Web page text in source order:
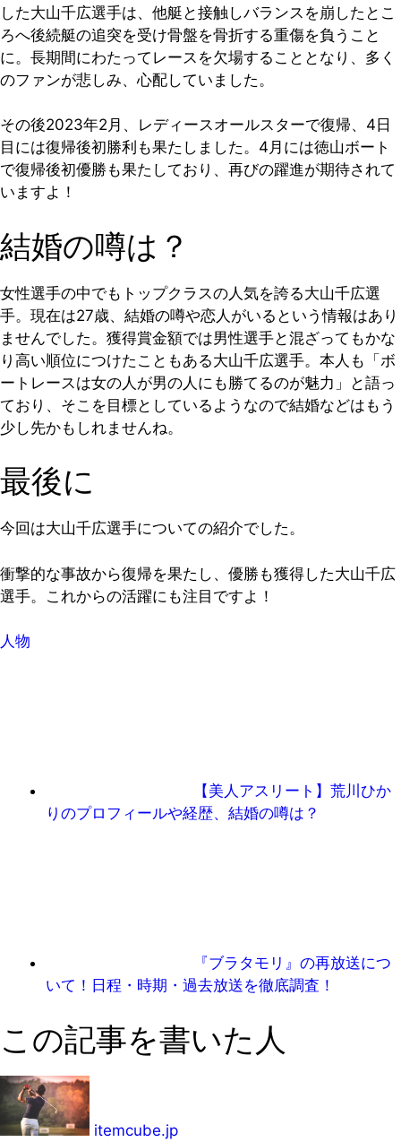
した大山千広選手は、他艇と接触しバランスを崩したとこ
ろへ後続艇の追突を受け骨盤を骨折する重傷を負うこと
に。長期間にわたってレースを欠場することとなり、多く
のファンが悲しみ、心配していました。
その後2023年2月、レディースオールスターで復帰、4日
目には復帰後初勝利も果たしました。4月には徳山ボート
で復帰後初優勝も果たしており、再びの躍進が期待されて
いますよ！
結婚の噂は？
女性選手の中でもトップクラスの人気を誇る大山千広選
手。現在は27歳、結婚の噂や恋人がいるという情報はあり
ませんでした。獲得賞金額では男性選手と混ざってもかな
り高い順位につけたこともある大山千広選手。本人も「ボ
ートレースは女の人が男の人にも勝てるのが魅力」と語っ
ており、そこを目標としているようなので結婚などはもう
少し先かもしれませんね。
最後に
今回は大山千広選手についての紹介でした。
衝撃的な事故から復帰を果たし、優勝も獲得した大山千広
選手。これからの活躍にも注目ですよ！
人物
【美人アスリート】荒川ひか
りのプロフィールや経歴、結婚の噂は？
『ブラタモリ』の再放送につ
いて！日程・時期・過去放送を徹底調査！
この記事を書いた人
itemcube.jp